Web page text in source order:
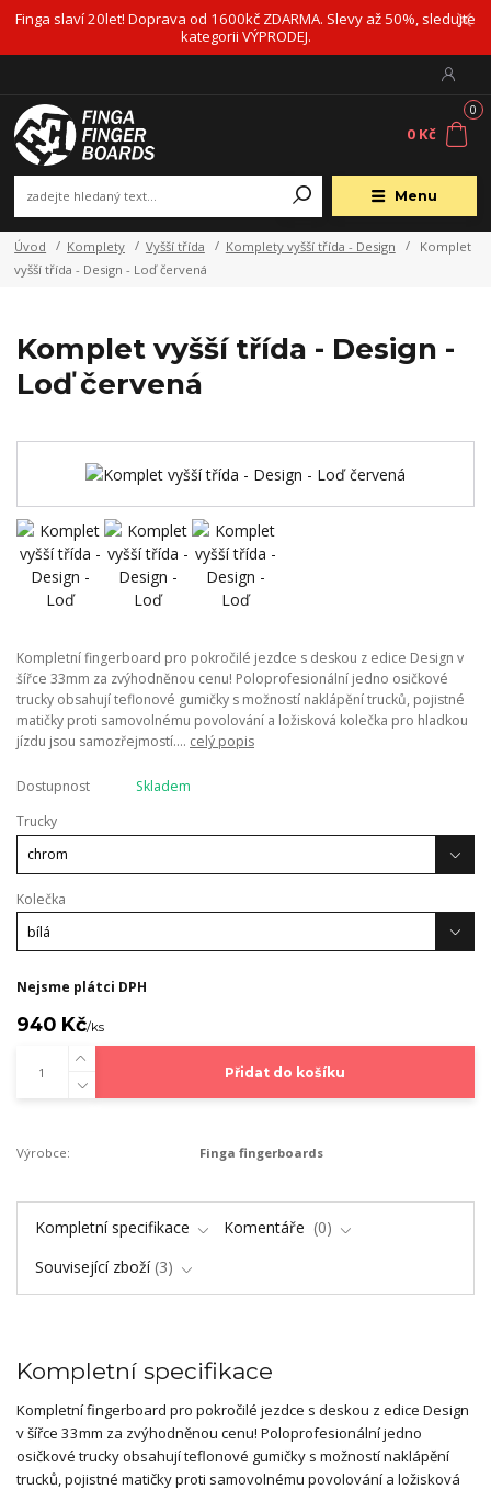
Finga slaví 20let! Doprava od 1600kč ZDARMA. Slevy až 50%, sledujte
kategorii VÝPRODEJ.
Menu
0
0 Kč
Úvod Komplety Vyšší třída Komplety vyšší třída - Design
Komplet
vyšší třída - Design - Loď červená
Komplet vyšší třída - Design -
Loď červená
Kompletní fingerboard pro pokročilé jezdce s deskou z edice Design v
šířce 33mm za zvýhodněnou cenu! Poloprofesionální jedno osičkové
trucky obsahují teflonové gumičky s možností naklápění trucků, pojistné
matičky proti samovolnému povolování a ložisková kolečka pro hladkou
jízdu jsou samozřejmostí.... celý popis
Dostupnost
Skladem
Trucky
Kolečka
Nejsme plátci DPH
940 Kč/ks
Přidat do košíku
Výrobce: Finga fingerboards
Kompletní specifikace Komentáře
0
Související zboží 3
Kompletní specifikace
Kompletní fingerboard pro pokročilé jezdce s deskou z edice Design
v šířce 33mm za zvýhodněnou cenu! Poloprofesionální jedno
osičkové trucky obsahují teflonové gumičky s možností naklápění
trucků, pojistné matičky proti samovolnému povolování a ložisková